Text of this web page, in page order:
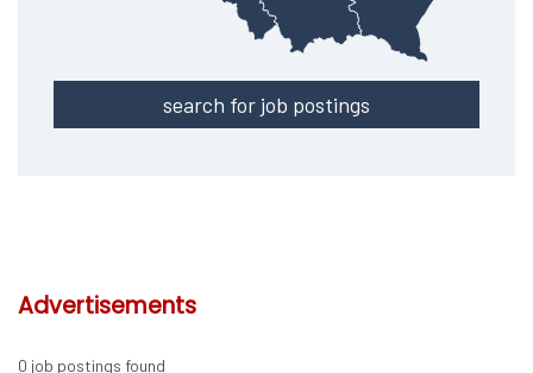
search for job postings
Advertisements
0 job postings found